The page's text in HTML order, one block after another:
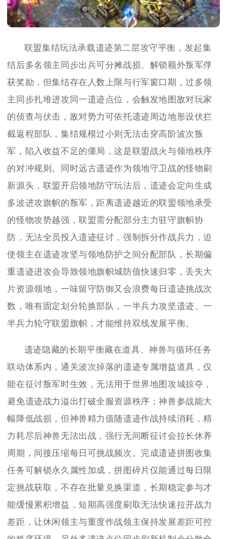
联盟集结玩法承载遗迹第二层攻守平衡，发起集
结后多名领主同步出兵可分摊战损、解锁额外叛军俘
获奖励，但集结存在人数上限与行军窗口期，过多领
主同步扎堆进攻同一遗迹点位，会触发地图敌对玩家
的侦查与伏击，敌对势力可依托遗迹周边地形设伏拦
截返程部队，集结规模过小则无法击穿高阶波次叛
军，陷入收益不足的僵局，这是联盟战火与领地秩序
的对冲规则。同时远古遗迹作为领地守卫战的怪物刷
新源头，联盟开启领地防守玩法后，遗迹会定向生成
多波进攻旗帜的叛军，距离遗迹越近的联盟领地承受
的怪物攻势越强，联盟需分配部分主力驻守旗帜协
防，无法全员投入遗迹征讨，强制拆分作战兵力，迫
使领主在遗迹攻坚与领地防护之间分配部队，长期偏
重遗迹进攻会导致领地旗帜城防值快速归零，丢失大
片资源领地，一味留守防御又会浪费每日遗迹挑战次
数，唯有固定划分轮换部队，一半兵力攻坚遗迹、一
半兵力轮守联盟旗帜，才能维持双线发展平衡。
遗迹隐藏的长期平衡藏在道具、神兽与循环任务
联动体系内，通关波次掉落的遗迹专属增益道具，仅
能在征讨叛军时生效，无法用于世界地图攻城掠夺，
避免遗迹战力溢出打破全服资源秩序；神兽参战能大
幅降低战损，但神兽精力值随遗迹作战持续消耗，精
力耗尽后神兽无法出战，强行无间断征讨会拉长休养
周期，间接压缩每日可挑战频次。完成遗迹拼图收集
任务可解锁永久属性加成，拼图碎片仅能通过每日限
定挑战获取，不存在批量兑换渠道，长期稳定参与才
能缓慢累积增益，短期高强度刷取无法快速拉开战力
差距，让休闲领主与重度作战领主保持发展差距可控